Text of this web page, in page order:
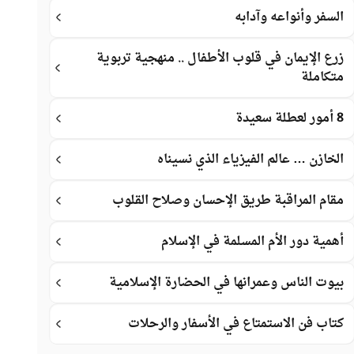
السفر وأنواعه وآدابه
زرع الإيمان في قلوب الأطفال .. منهجية تربوية
متكاملة
8 أمور لعطلة سعيدة
الخازن … عالم الفيزياء الذي نسيناه
مقام المراقبة طريق الإحسان وصلاح القلوب
أهمية دور الأم المسلمة في الإسلام
بيوت الناس وعمرانها في الحضارة الإسلامية
كتاب فن الاستمتاع في الأسفار والرحلات